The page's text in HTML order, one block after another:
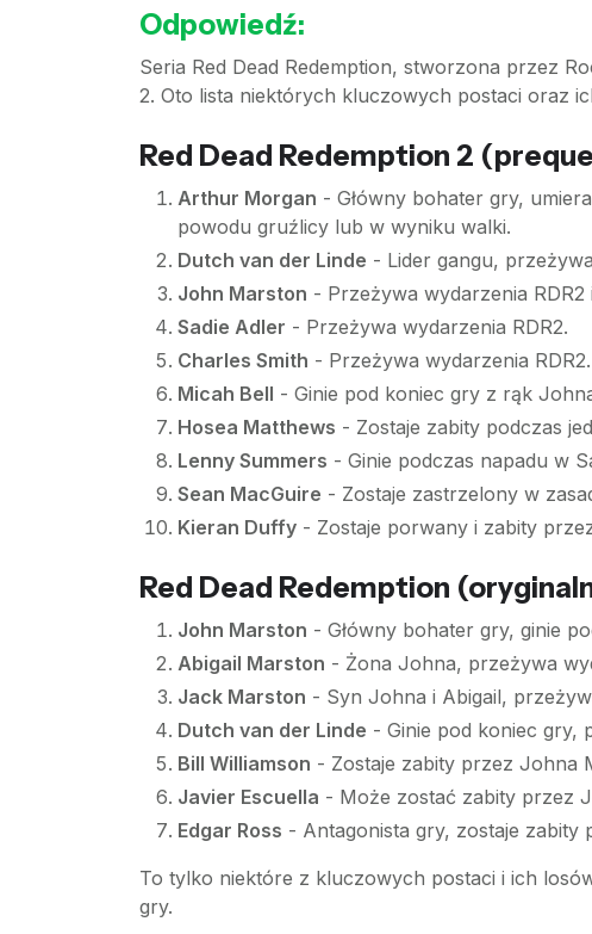
Odpowiedź:
Seria Red Dead Redemption, stworzona przez
2. Oto lista niektórych kluczowych postaci oraz
Red Dead Redemption 2
Arthur Morgan - Główny bohater gry,
powodu gruźlicy lub w wyniku walki.
Dutch van der Linde - Lider gangu,
John Marston - Przeżywa wydarzenia RDR2
Sadie Adler - Przeżywa wydarzenia RDR2.
Charles Smith - Przeżywa wydarzenia RDR2.
Micah Bell - Ginie pod koniec gry z rąk
Hosea Matthews - Zostaje zabity podczas
Lenny Summers - Ginie podczas napadu w
Sean MacGuire - Zostaje zastrzelony w
Kieran Duffy - Zostaje porwany i zabity
Red Dead Redemption
John Marston - Główny bohater gry, ginie
Abigail Marston - Żona Johna, przeżywa
Jack Marston - Syn Johna i Abigail,
Dutch van der Linde - Ginie pod koniec gry,
Bill Williamson - Zostaje zabity przez Johna
Javier Escuella - Może zostać zabity przez
Edgar Ross - Antagonista gry, zostaje
To tylko niektóre z kluczowych postaci i ich
gry.